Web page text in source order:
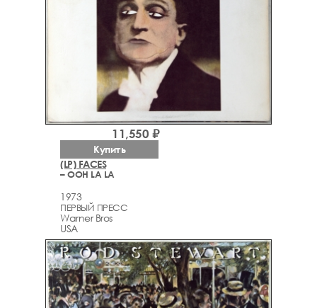
(LP) FACES
– OOH LA LA
1973
ПЕРВЫЙ ПРЕСС
Warner Bros
USA
11,550 ₽
Купить